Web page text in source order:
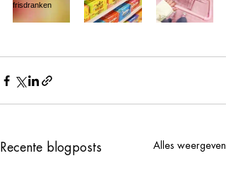
Recente blogposts Alles weergeven